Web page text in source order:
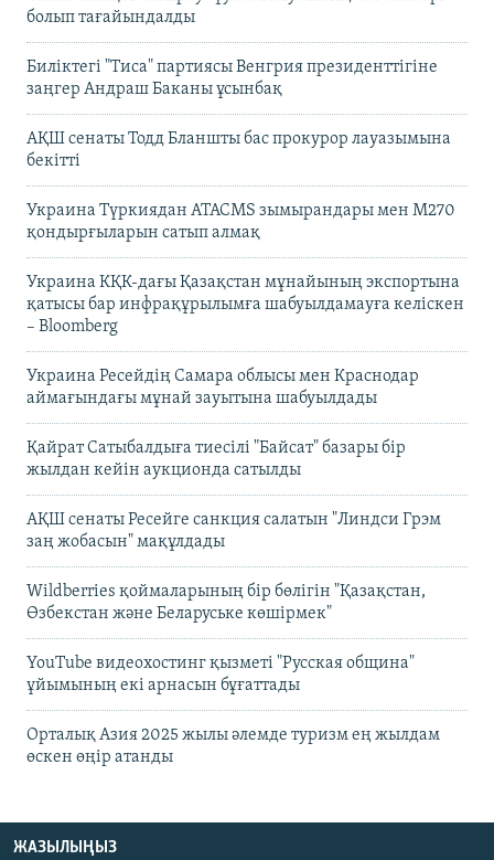
болып тағайындалды
Биліктегі "Тиса" партиясы Венгрия президенттігіне
заңгер Андраш Баканы ұсынбақ
АҚШ сенаты Тодд Бланшты бас прокурор лауазымына
бекітті
Украина Түркиядан ATACMS зымырандары мен M270
қондырғыларын сатып алмақ
Украина КҚК-дағы Қазақстан мұнайының экспортына
қатысы бар инфрақұрылымға шабуылдамауға келіскен
– Bloomberg
Украина Ресейдің Самара облысы мен Краснодар
аймағындағы мұнай зауытына шабуылдады
Қайрат Сатыбалдыға тиесілі "Байсат" базары бір
жылдан кейін аукционда сатылды
АҚШ сенаты Ресейге санкция салатын "Линдси Грэм
заң жобасын" мақұлдады
Wildberries қоймаларының бір бөлігін "Қазақстан,
Өзбекстан және Беларуське көшірмек"
YouTube видеохостинг қызметі "Русская община"
ұйымының екі арнасын бұғаттады
Орталық Азия 2025 жылы әлемде туризм ең жылдам
өскен өңір атанды
ЖАЗЫЛЫҢЫЗ